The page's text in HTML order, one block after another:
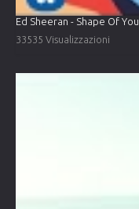
Ed Sheeran - Shape Of You
33535 Visualizzazioni